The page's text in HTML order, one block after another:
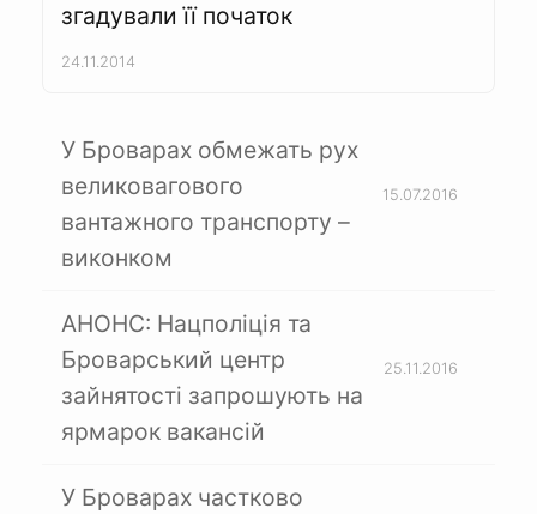
згадували її початок
24.11.2014
У Броварах обмежать рух
великовагового
вантажного транспорту –
виконком
15.07.2016
АНОНС: Нацполіція та
Броварський центр
зайнятості запрошують на
ярмарок вакансій
25.11.2016
У Броварах частково